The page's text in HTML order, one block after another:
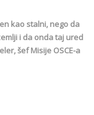
kao stalni, nego da
i da onda taj ured
šef Misije OSCE-a